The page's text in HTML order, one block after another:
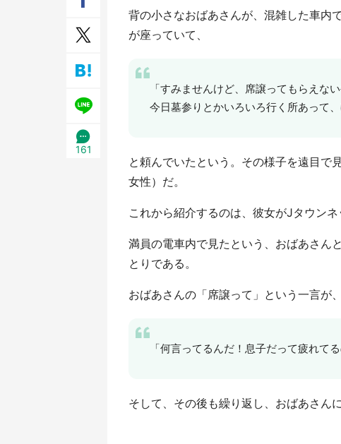
服！？ 県公式プロモ動画で「聖地」
が生産されてます【7／31～1／31】
に入り込
161
背の小さなおばあさんが、混雑した車内
が座っていて、
「すみませんけど、席譲ってもらえない
今日墓参りとかいろいろ行く所あって
と頼んでいたという。その様子を遠目で
女性）だ。
これから紹介するのは、彼女がJタウン
満員の電車内で見たという、おばあさん
とりである。
おばあさんの「席譲って」という一言が
「何言ってるんだ！息子だって疲れてる
そして、その後も繰り返し、おばあさん